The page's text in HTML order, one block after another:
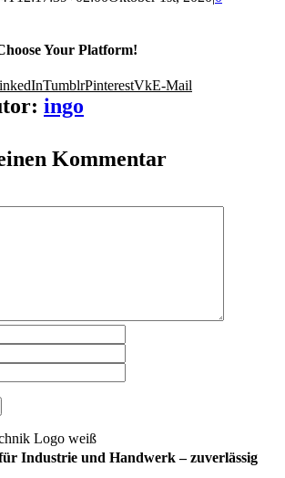
Your Platform!
TumblrPinterestVkE-Mail
ingo
Kommentar
Industrie und Handwerk – zuverlässig